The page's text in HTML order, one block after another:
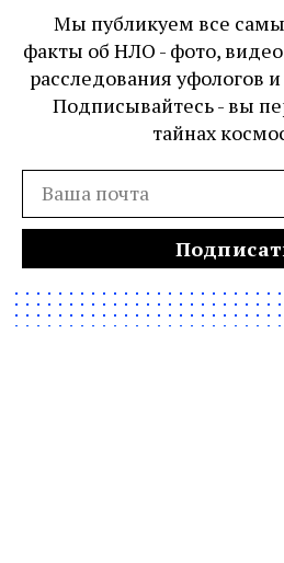
Мы публикуем все
факты об НЛО - фото,
расследования уфологов
Подписывайтесь - вы
тайнах